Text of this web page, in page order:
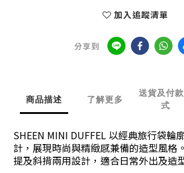
加入追蹤清單
分享到
商品描述 了解更多
送貨及付
式
SHEEN MINI DUFFEL 以經典旅行袋輪
計，展現時尚與精緻感兼備的造型風格
提及斜揹兩用設計，適合日常外出及造